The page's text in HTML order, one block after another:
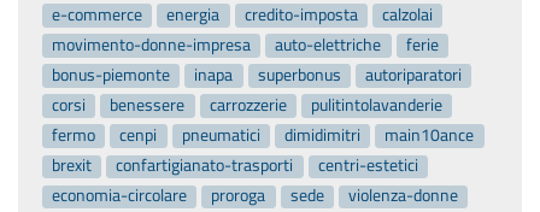
e-commerce
energia credito-imposta
calzolai
movimento-donne-impresa
auto-elettriche
ferie
bonus-piemonte
inapa superbonus
autoriparatori
corsi
benessere carrozzerie
pulitintolavanderie
fermo
cenpi pneumatici dimidimitri
main10ance
brexit
confartigianato-trasporti
centri-estetici
economia-circolare
proroga sede
violenza-donne